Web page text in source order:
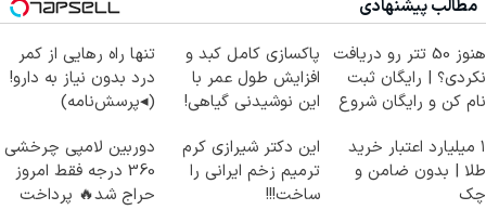
مطالب پیشنهادی
هنوز 50 تتر رو دریافت
نکردی؟ | رایگان ثبت
نام کن و رایگان شروع
پاکسازی کامل کبد و
افزایش طول عمر با
این نوشیدنی گیاهی!
تنها راه رهایی از کمر
درد بدون نیاز به دارو!
(◂پرسش‌نامه)
۱ میلیارد اعتبار خرید
طلا | بدون ضامن و
چک
این دکتر شیرازی کرم
ترمیم زخم ایرانی را
ساخت!!!
دوربین لامپی چرخشی
360 درجه فقط امروز
حراج شد🔥 پرداخت